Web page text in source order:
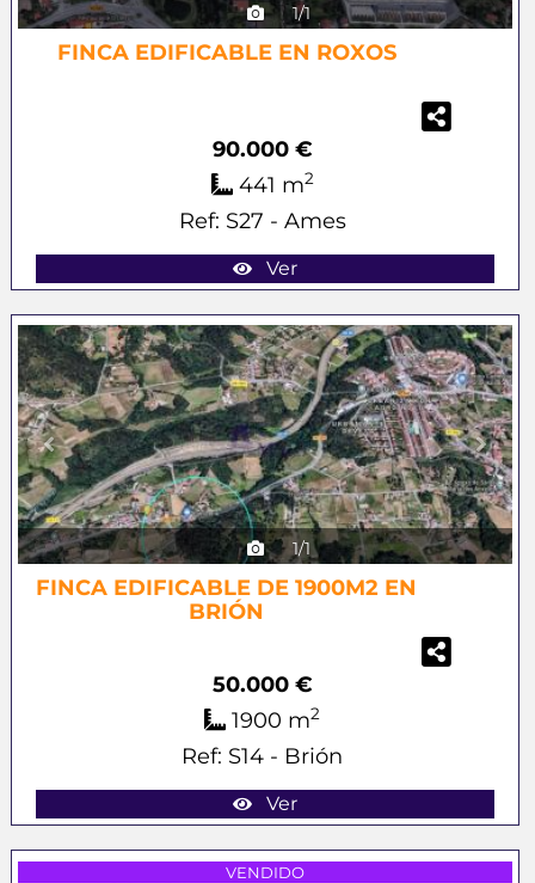
1/1
FINCA EDIFICABLE EN ROXOS
90.000 €
441 m2
Ref: S27 - Ames
Ver
1/1
Previous Next
FINCA EDIFICABLE DE 1900M2 EN
BRIÓN
50.000 €
1900 m2
Ref: S14 - Brión
Ver
VENDIDO